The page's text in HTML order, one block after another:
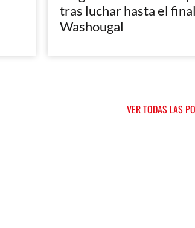
tras luchar hasta el
Washougal
VER TODAS LAS